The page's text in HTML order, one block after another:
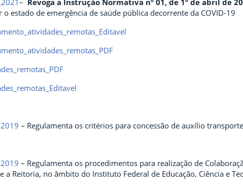
estado de emergência de saúde pública decorrente da COVID-19
– Regulamenta os critérios para concessão de auxílio
– Regulamenta os procedimentos para realização de
a Reitoria, no âmbito do Instituto Federal de Educação, Ciência e